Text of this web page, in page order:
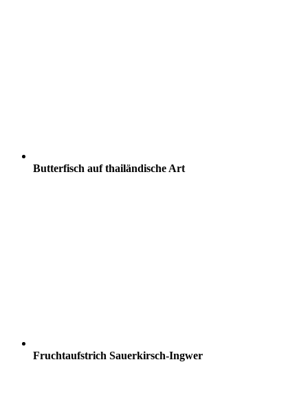
Butterfisch auf thailändische Art
Fruchtaufstrich Sauerkirsch-Ingwer